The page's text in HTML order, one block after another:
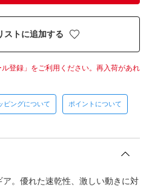
ストに追加する
登録」をご利用ください。 再入荷があれ
ピングについて ポイントについて
。優れた速乾性、激しい動きに対